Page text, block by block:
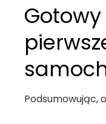
Podsumowując,